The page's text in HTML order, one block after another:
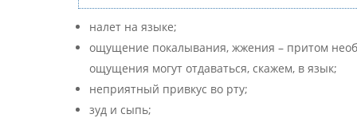
налет на языке;
ощущение покалывания, жжения – притом
ощущения могут отдаваться, скажем, в язык;
неприятный привкус во рту;
зуд и сыпь;